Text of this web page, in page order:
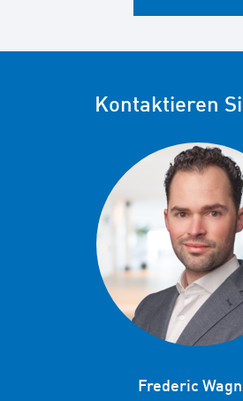
Kontaktieren
Frederic